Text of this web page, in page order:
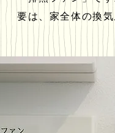
要は、家全体の換